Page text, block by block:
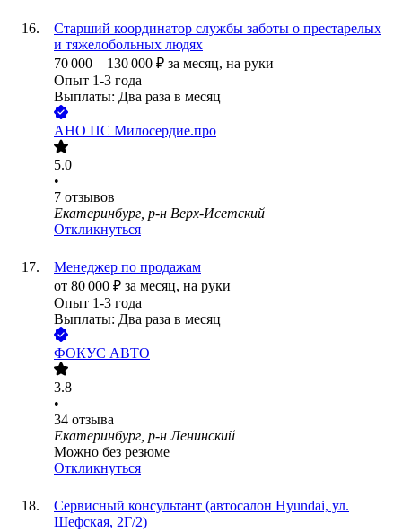
Старший координатор службы заботы о престарелых
и тяжелобольных людях
70 000 – 130 000 ₽ за месяц, на руки
Опыт 1-3 года
Выплаты: Два раза в месяц
АНО ПС Милосердие.про
5.0
•
7 отзывов
Екатеринбург, р-н Верх-Исетский
Откликнуться
Менеджер по продажам
от 80 000 ₽ за месяц, на руки
Опыт 1-3 года
Выплаты: Два раза в месяц
ФОКУС АВТО
3.8
•
34 отзыва
Екатеринбург, р-н Ленинский
Можно без резюме
Откликнуться
Сервисный консультант (автосалон Hyundai, ул.
Шефская, 2Г/2)